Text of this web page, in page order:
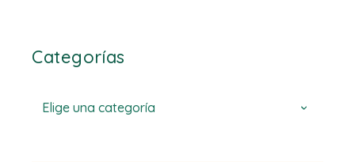
Categorías
Elige una categoría